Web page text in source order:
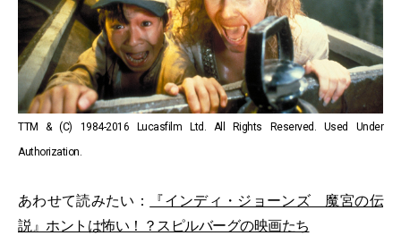
TTM & (C) 1984-2016 Lucasfilm Ltd. All Rights Reserved. Used Under
Authorization.
あわせて読みたい：
『インディ・ジョーンズ 魔宮の伝
説』ホントは怖い！？スピルバーグの映画たち